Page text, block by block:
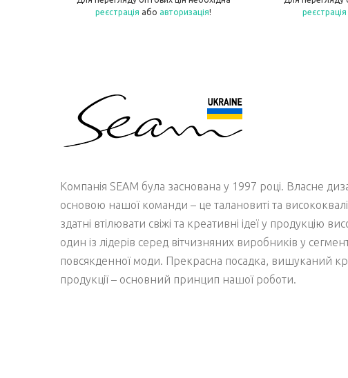
реєстрація або авторизація!
реєстрація
Компанія SEAM була заснована у 1997 році. Власне
основою нашої команди – це талановиті та
здатні втілювати свіжі та креативні ідеї у продукцію
один із лідерів серед вітчизняних виробників у
повсякденної моди. Прекрасна посадка, вишуканий
продукції – основний принцип нашої роботи.